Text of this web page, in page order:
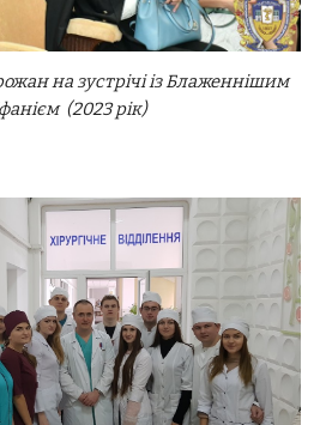
на зустрічі із Блаженнішим
(2023рік)